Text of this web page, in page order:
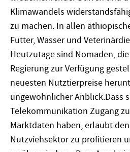
Klimawandels
zu machen. In allen
Futter, Wasser und
Heutzutage sind Nomaden,
Regierung zur Verfügung
neuesten Nutztierpreise
ungewöhnlicher Anblick.Dass
Telekommunikation Zugang
Marktdaten haben, erlaubt
Nutzviehsektor zu profitieren